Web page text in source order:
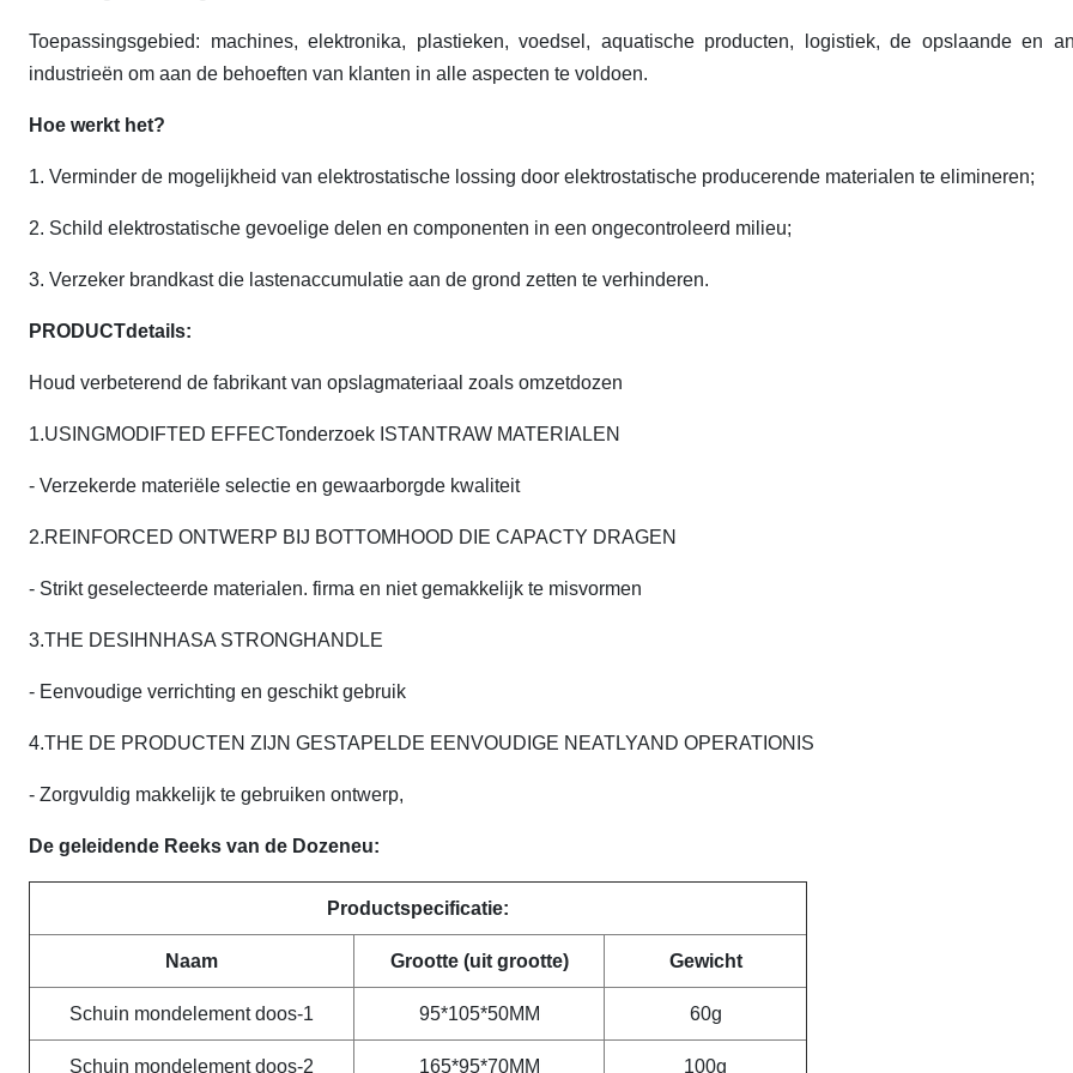
Toepassingsgebied: machines, elektronika, plastieken, voedsel, aquatische producten, logistiek, de opslaande en
industrieën om aan de behoeften van klanten in alle aspecten te voldoen.
Hoe werkt het?
1. Verminder de mogelijkheid van elektrostatische lossing door elektrostatische producerende materialen te elimineren;
2. Schild elektrostatische gevoelige delen en componenten in een ongecontroleerd milieu;
3. Verzeker brandkast die lastenaccumulatie aan de grond zetten te verhinderen.
PRODUCTdetails:
Houd verbeterend de fabrikant van opslagmateriaal zoals omzetdozen
1.USINGMODIFTED EFFECTonderzoek ISTANTRAW MATERIALEN
- Verzekerde materiële selectie en gewaarborgde kwaliteit
2.REINFORCED ONTWERP BIJ BOTTOMHOOD DIE CAPACTY DRAGEN
- Strikt geselecteerde materialen. firma en niet gemakkelijk te misvormen
3.THE DESIHNHASA STRONGHANDLE
- Eenvoudige verrichting en geschikt gebruik
4.THE DE PRODUCTEN ZIJN GESTAPELDE EENVOUDIGE NEATLYAND OPERATIONIS
- Zorgvuldig makkelijk te gebruiken ontwerp,
De geleidende Reeks van de Dozeneu:
Productspecificatie:
Naam Grootte (uit grootte) Gewicht
Schuin mondelement doos-1 95*105*50MM 60g
Schuin mondelement doos-2 165*95*70MM 100g